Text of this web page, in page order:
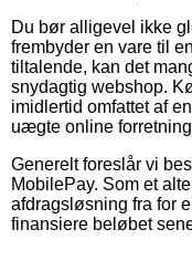
Du bør alligevel ikke
frembyder en vare til
tiltalende, kan det
snydagtig webshop.
imidlertid omfattet af
uægte online
Generelt foreslår vi
MobilePay. Som et
afdragsløsning fra for
finansiere beløbet